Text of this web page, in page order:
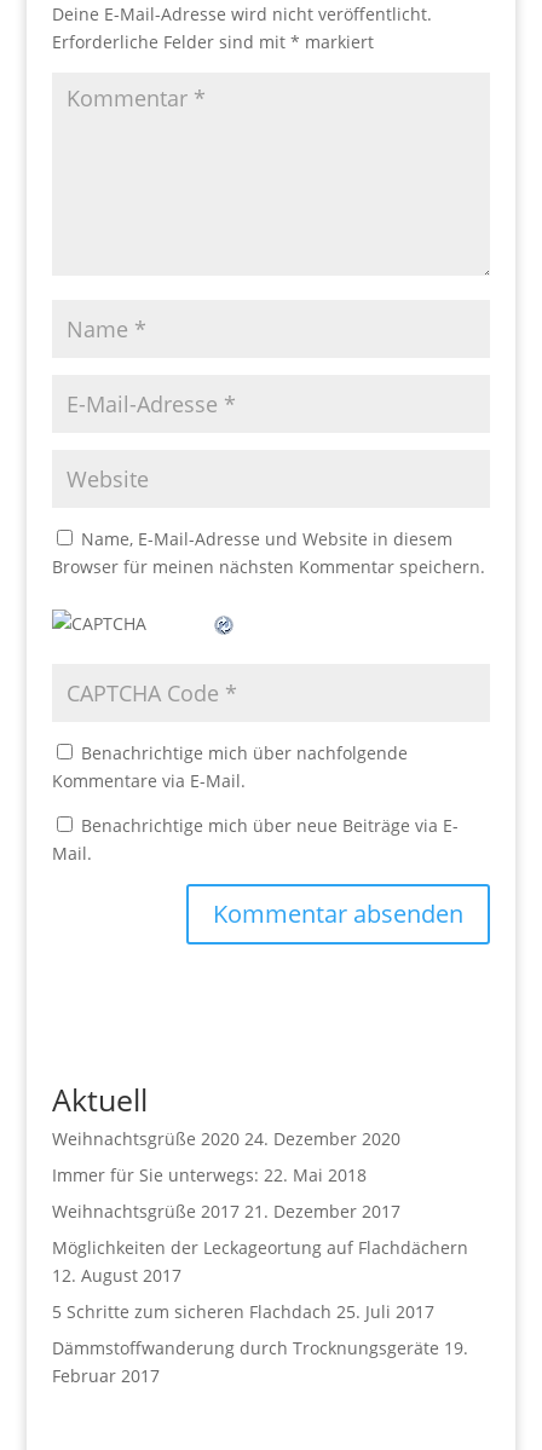
Deine E-Mail-Adresse wird nicht veröffentlicht.
Erforderliche Felder sind mit * markiert
Name, E-Mail-Adresse und Website in diesem
Browser für meinen nächsten Kommentar speichern.
Benachrichtige mich über nachfolgende
Kommentare via E-Mail.
Benachrichtige mich über neue Beiträge via E-
Mail.
Aktuell
Weihnachtsgrüße 2020 24. Dezember 2020
Immer für Sie unterwegs: 22. Mai 2018
Weihnachtsgrüße 2017 21. Dezember 2017
Möglichkeiten der Leckageortung auf Flachdächern
12. August 2017
5 Schritte zum sicheren Flachdach 25. Juli 2017
Dämmstoffwanderung durch Trocknungsgeräte 19.
Februar 2017